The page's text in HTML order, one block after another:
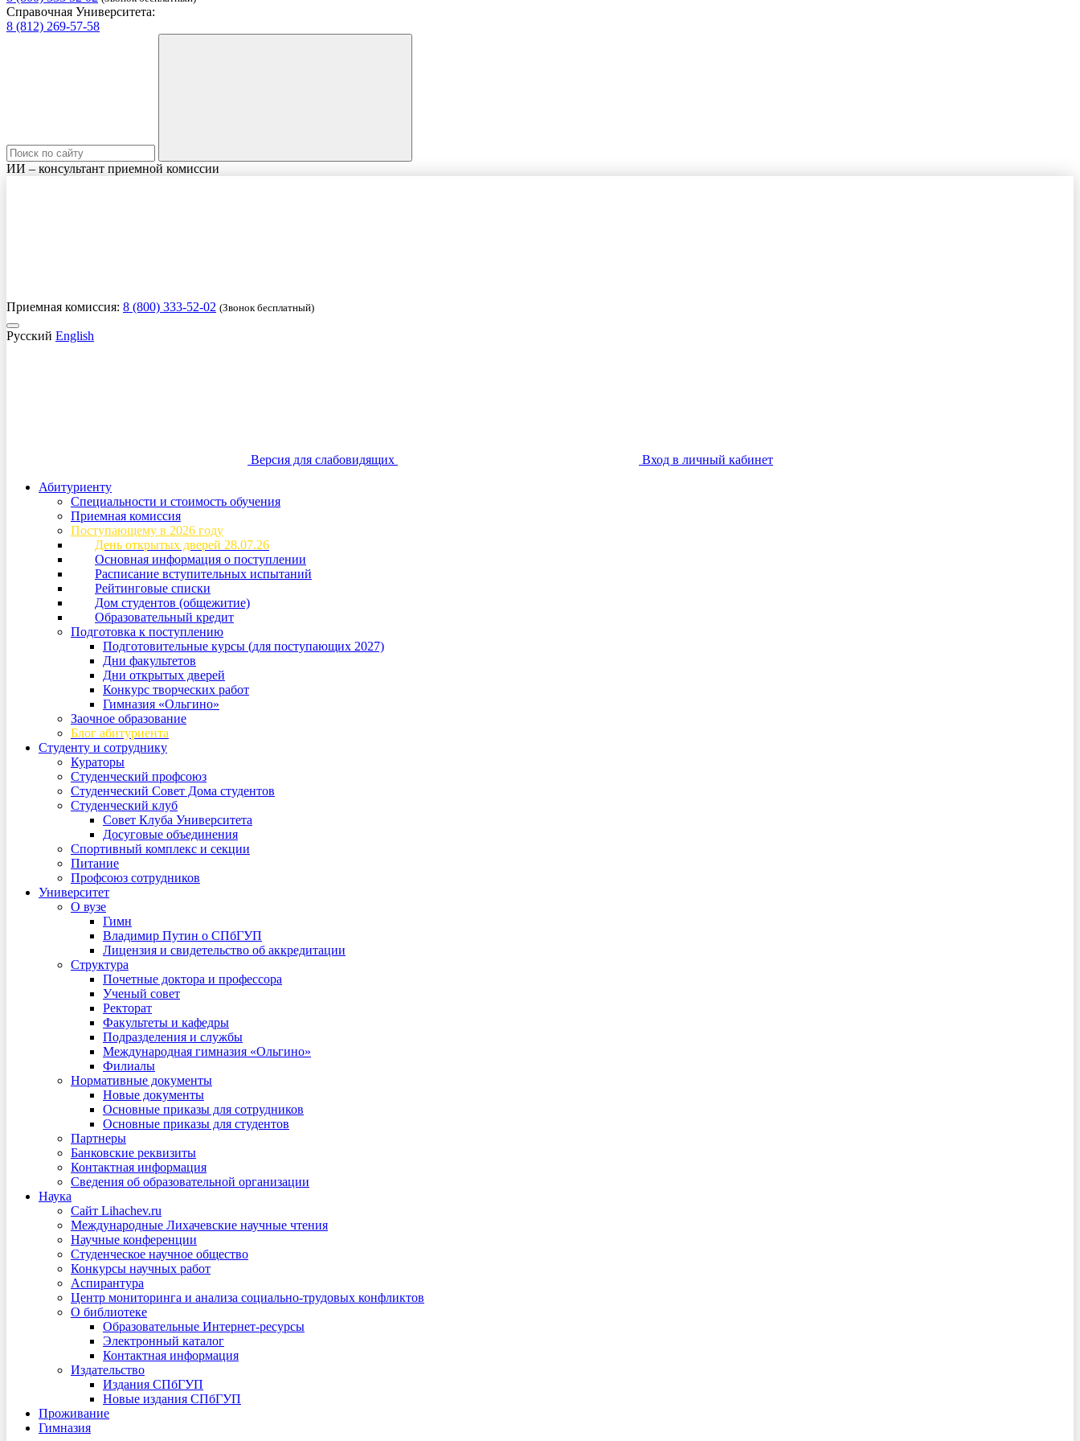
Справочная Университета:
8 (812) 269-57-58
ИИ – консультант приемной комиссии
Приемная комиссия: 8 (800) 333-52-02 (Звонок бесплатный)
Русский English
Версия для слабовидящих
Вход в личный кабинет
Абитуриенту
Специальности и стоимость обучения
Приемная комиссия
Поступающему в 2026 году
День открытых дверей 28.07.26
Основная информация о поступлении
Расписание вступительных испытаний
Рейтинговые списки
Дом студентов (общежитие)
Образовательный кредит
Подготовка к поступлению
Подготовительные курсы (для поступающих 2027)
Дни факультетов
Дни открытых дверей
Конкурс творческих работ
Гимназия «Ольгино»
Заочное образование
Блог абитуриента
Студенту и сотруднику
Кураторы
Студенческий профсоюз
Студенческий Совет Дома студентов
Студенческий клуб
Совет Клуба Университета
Досуговые объединения
Спортивный комплекс и секции
Питание
Профсоюз сотрудников
Университет
О вузе
Гимн
Владимир Путин о СПбГУП
Лицензия и свидетельство об аккредитации
Структура
Почетные доктора и профессора
Ученый совет
Ректорат
Факультеты и кафедры
Подразделения и службы
Международная гимназия «Ольгино»
Филиалы
Нормативные документы
Новые документы
Основные приказы для сотрудников
Основные приказы для студентов
Партнеры
Банковские реквизиты
Контактная информация
Сведения об образовательной организации
Наука
Сайт Lihachev.ru
Международные Лихачевские научные чтения
Научные конференции
Студенческое научное общество
Конкурсы научных работ
Аспирантура
Центр мониторинга и анализа социально-трудовых конфликтов
О библиотеке
Образовательные Интернет-ресурсы
Электронный каталог
Контактная информация
Издательство
Издания СПбГУП
Новые издания СПбГУП
Проживание
Гимназия